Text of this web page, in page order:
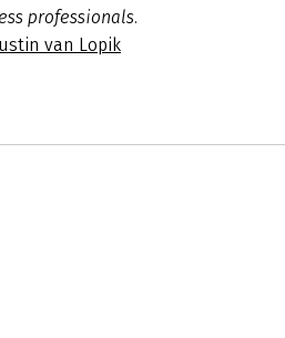
professionals.
van Lopik